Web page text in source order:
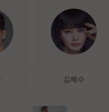
김혜수